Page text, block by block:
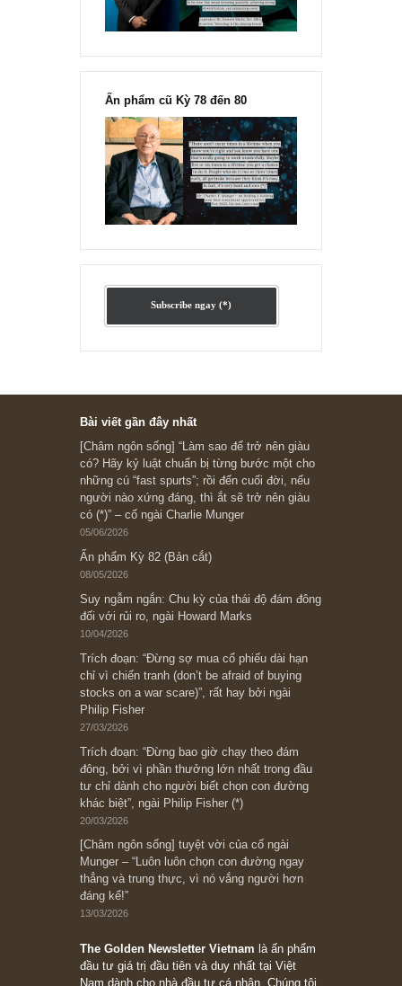
Chu kỳ trong thái độ của đám
“Đừng sợ mua cổ phiếu dài hạn
chỉ vì chiến tranh”, ngài Philip
Fisher
Ấn phẩm lẻ Kỳ 81 đến 83
Ấn phẩm cũ Kỳ 78 đến 80